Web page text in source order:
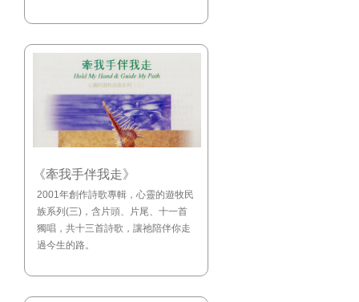
《牽我手伴我走》
2001年創作詩歌專輯，心靈的遊牧民
族系列(三)，含片頭、片尾、十一首
獨唱，共十三首詩歌，讓祂陪伴你走
過今生的路。